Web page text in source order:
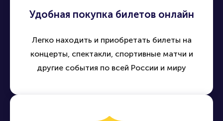
Удобная покупка билетов онлайн
Легко находить и приобретать билеты на
концерты, спектакли, спортивные матчи и
другие события по всей России и миру